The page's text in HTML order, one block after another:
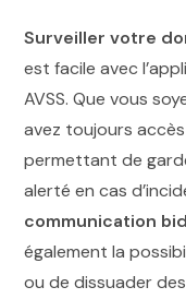
Surveiller votre
est facile avec
AVSS. Que vous
avez toujours
permettant de
alerté en cas
communication
également la
ou de dissuader